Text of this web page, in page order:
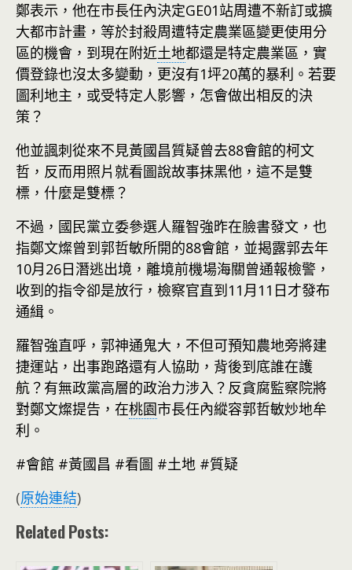
鄭表示，他在市長任內決定GE01站周遭不新訂或擴
大都市計畫，等於封殺周遭特定農業區變更使用分
區的機會，到現在附近土地都還是特定農業區，實
價登錄也沒太多變動，更沒有1坪20萬的暴利。若要
圖利地主，或受特定人影響，怎會做出相反的決
策？
他並諷刺從來不見黃國昌質疑曾去88會館的柯文
哲，反而用照片就看圖說故事抹黑他，這不是雙
標，什麼是雙標？
不過，國民黨立委參選人羅智強昨在臉書發文，也
指鄭文燦曾到郭哲敏所開的88會館，並揭露郭去年
10月26日潛逃出境，離境前機場海關曾通報檢警，
收到的指令卻是放行，檢察官直到11月11日才發布
通緝。
羅智強直呼，郭神通鬼大，不但可預知農地旁將建
捷運站，出事跑路還有人協助，背後到底誰在護
航？有無政黨高層的政治力涉入？反貪腐監察院將
對鄭文燦提告，在桃園市長任內縱容郭哲敏炒地牟
利。
#會館 #黃國昌 #看圖 #土地 #質疑
(原始連結)
Related Posts: